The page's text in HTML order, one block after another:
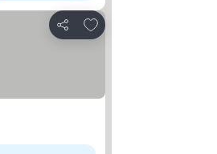
Partilhar
Adicionar aos favoritos